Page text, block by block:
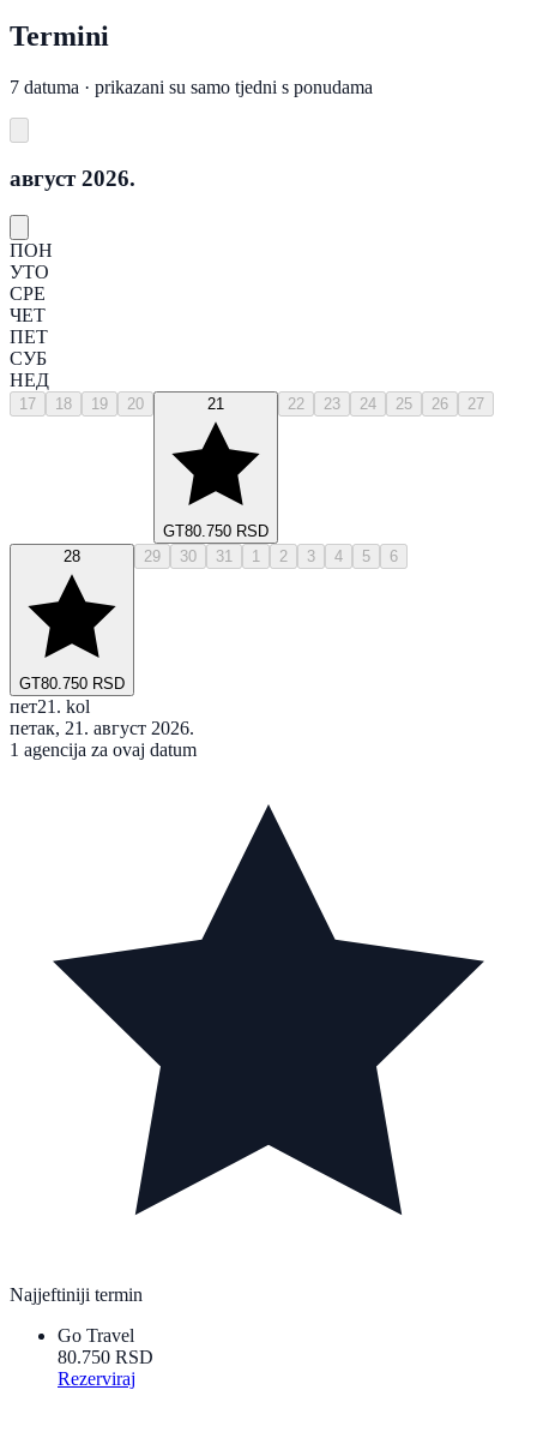
Termini
7 datuma · prikazani su samo tjedni s ponudama
август 2026.
ПОН
УТО
СРЕ
ЧЕТ
ПЕТ
СУБ
НЕД
17 18 19 20 21
GT80.750 RSD
22 23 24 25 26 27
28
GT80.750 RSD
29 30 31 1 2 3 4 5 6
пет21. kol
петак, 21. август 2026.
1 agencija za ovaj datum
Najjeftiniji termin
Go Travel
80.750 RSD
Rezerviraj